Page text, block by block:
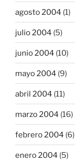
agosto 2004 (1)
julio 2004 (5)
junio 2004 (10)
mayo 2004 (9)
abril 2004 (11)
marzo 2004 (16)
febrero 2004 (6)
enero 2004 (5)